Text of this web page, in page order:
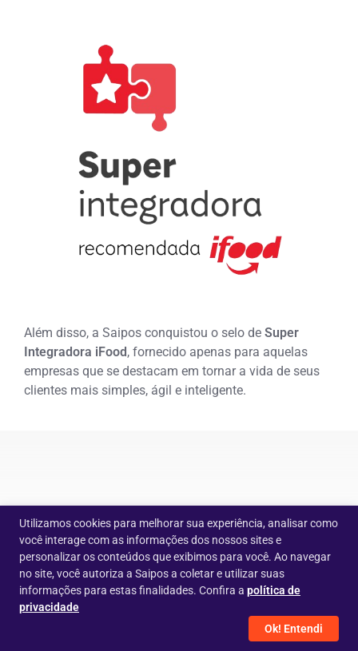
Além disso, a Saipos conquistou o selo deSuper
Integradora iFood, fornecido apenas para aquelas
empresas que se destacam em tornar a vida de seus
clientes mais simples, ágil e inteligente.
O que os influenciadores
gastronômicos do Brasil
falam sobre a Saipos?
Clique no botão vermelho no vídeo abaixo e veja as
Utilizamos cookies para melhorar sua experiência, analisar como
você interage com as informações dos nossos sites e
personalizar os conteúdos que exibimos para você. Ao navegar
no site, você autoriza a Saipos a coletar e utilizar suas
informações para estas finalidades. Confira a política de
privacidade
Ok! Entendi